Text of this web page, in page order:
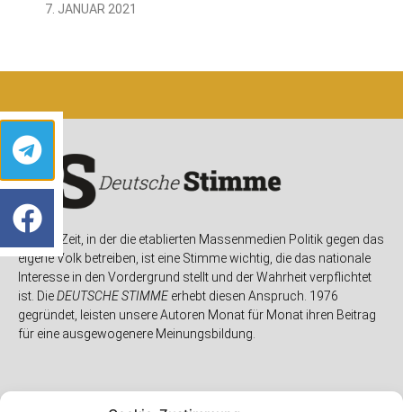
7. JANUAR 2021
In einer Zeit, in der die etablierten Massenmedien Politik gegen das
eigene Volk betreiben, ist eine Stimme wichtig, die das nationale
Interesse in den Vordergrund stellt und der Wahrheit verpflichtet
ist. DieDEUTSCHE STIMMEerhebt diesen Anspruch. 1976
gegründet, leisten unsere Autoren Monat für Monat ihren Beitrag
für eine ausgewogenere Meinungsbildung.